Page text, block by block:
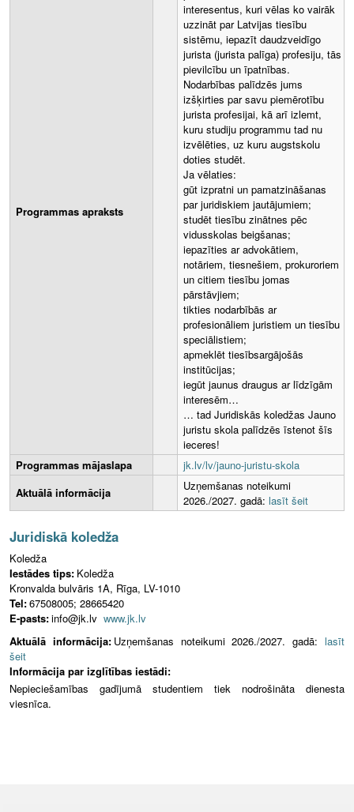
Programmas apraksts
interesentus, kuri vēlas ko vairāk
uzzināt par Latvijas tiesību
sistēmu, iepazīt daudzveidīgo
jurista (jurista palīga) profesiju, tās
pievilcību un īpatnības.
Nodarbības palīdzēs jums
izšķirties par savu piemērotību
jurista profesijai, kā arī izlemt,
kuru studiju programmu tad nu
izvēlēties, uz kuru augstskolu
doties studēt.
Ja vēlaties:
gūt izpratni un pamatzināšanas
par juridiskiem jautājumiem;
studēt tiesību zinātnes pēc
vidusskolas beigšanas;
iepazīties ar advokātiem,
notāriem, tiesnešiem, prokuroriem
un citiem tiesību jomas
pārstāvjiem;
tikties nodarbībās ar
profesionāliem juristiem un tiesību
speciālistiem;
apmeklēt tiesībsargājošās
institūcijas;
iegūt jaunus draugus ar līdzīgām
interesēm…
… tad Juridiskās koledžas Jauno
juristu skola palīdzēs īstenot šīs
ieceres!
Programmas mājaslapa
jk.lv/lv/jauno-juristu-skola
Aktuālā informācija
Uzņemšanas noteikumi
2026./2027. gadā: lasīt šeit
Juridiskā koledža
Koledža
Iestādes tips: Koledža
Kronvalda bulvāris 1A, Rīga, LV-1010
Tel:67508005; 28665420
E-pasts:info@jk.lv www.jk.lv
Aktuālā informācija: Uzņemšanas noteikumi 2026./2027. gadā:lasīt
šeit
Informācija par izglītības iestādi:
Nepieciešamības gadījumā studentiem tiek nodrošināta dienesta
viesnīca.